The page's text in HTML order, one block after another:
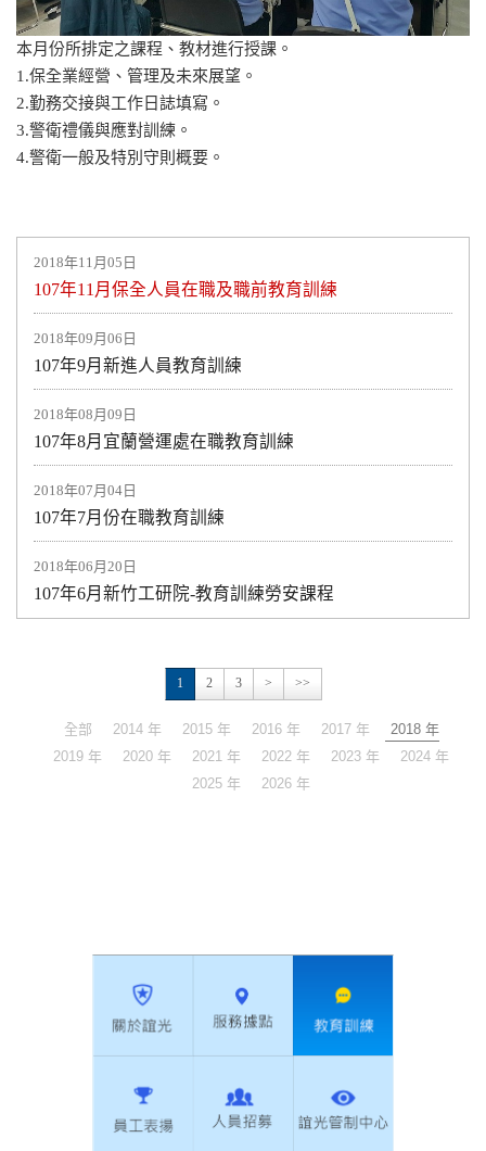
2018年11月05日
107年11月保全人員在職及職前教育訓練
2018年09月06日
107年9月新進人員教育訓練
2018年08月09日
107年8月宜蘭營運處在職教育訓練
2018年07月04日
107年7月份在職教育訓練
2018年06月20日
107年6月新竹工研院-教育訓練勞安課程
1 2 3 > >>
全部 2014 年 2015 年 2016 年 2017 年
2018 年
2019 年
2020 年 2021 年 2022 年 2023 年
2024 年
2025 年
2026 年
本月份所排定之課程、教材進行授課。
1.保全業經營、管理及未來展望。
2.勤務交接與工作日誌填寫。
3.警衛禮儀與應對訓練。
4.警衛一般及特別守則概要。